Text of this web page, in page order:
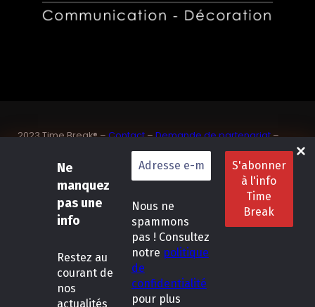
Ne
manquez
pas une
info
Restez au
courant de
nos
actualités
Nous ne
spammons
pas ! Consultez
notre politique
de
confidentialité
pour plus
2023 Time Break® –Contact–Demande de partenariat–
Sponsoriser un joueur de padel français
SASU Dedix Communication – 87 rue de Mireille – 83 150
Bandol – Var
Conditions
générales de location
Follow Us :LinkedIn
Instagram